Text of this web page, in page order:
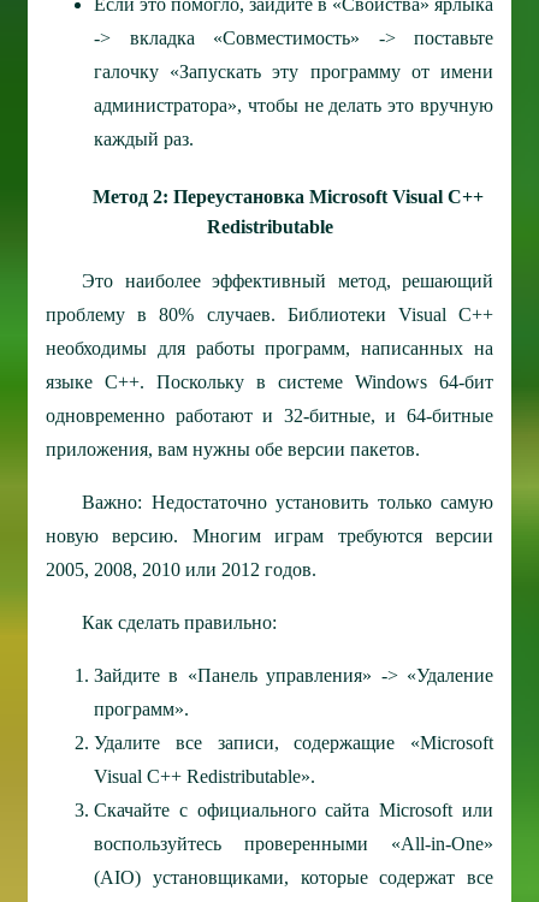
-> вкладка «Совместимость» -> поставьте
галочку «Запускать эту программу от имени
администратора», чтобы не делать это вручную
каждый раз.
Метод 2: Переустановка Microsoft Visual C++
Redistributable
Это наиболее эффективный метод, решающий
проблему в 80% случаев. Библиотеки Visual C++
необходимы для работы программ, написанных на
языке C++. Поскольку в системе Windows 64-бит
одновременно работают и 32-битные, и 64-битные
приложения, вам нужны обе версии пакетов.
Важно: Недостаточно установить только самую
новую версию. Многим играм требуются версии
2005, 2008, 2010 или 2012 годов.
Как сделать правильно:
Зайдите в «Панель управления» -> «Удаление
программ».
Удалите все записи, содержащие «Microsoft
Visual C++ Redistributable».
Скачайте с официального сайта Microsoft или
воспользуйтесь проверенными «All-in-One»
(AIO) установщиками, которые содержат все